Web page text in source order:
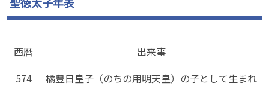
西暦
出来事
574
橘豊日皇子（のちの用明天皇）の子として生まれ